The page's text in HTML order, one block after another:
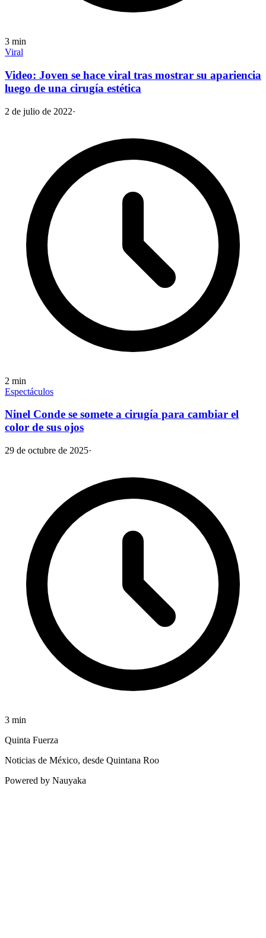
3 min
Viral
Video: Joven se hace viral tras mostrar su apariencia
luego de una cirugía estética
2 de julio de 2022·
2 min
Espectáculos
Ninel Conde se somete a cirugía para cambiar el
color de sus ojos
29 de octubre de 2025·
3 min
Quinta Fuerza
Noticias de México, desde Quintana Roo
Powered by Nauyaka